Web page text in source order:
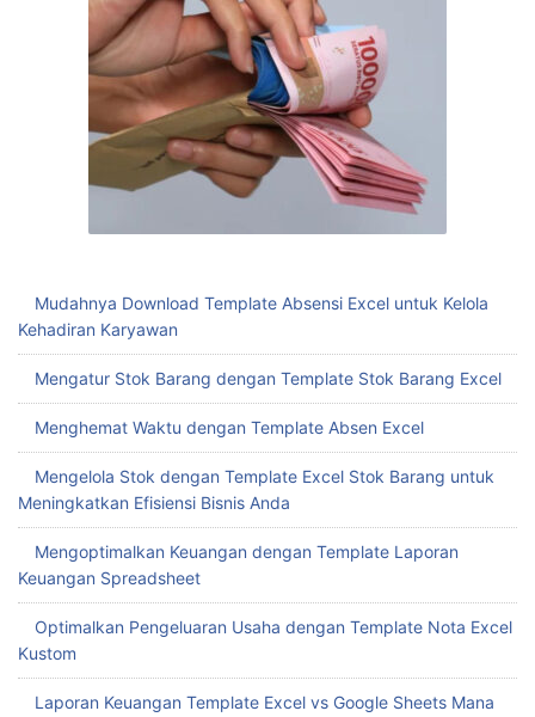
Mudahnya Download Template Absensi Excel untuk Kelola
Kehadiran Karyawan
Mengatur Stok Barang dengan Template Stok Barang Excel
Menghemat Waktu dengan Template Absen Excel
Mengelola Stok dengan Template Excel Stok Barang untuk
Meningkatkan Efisiensi Bisnis Anda
Mengoptimalkan Keuangan dengan Template Laporan
Keuangan Spreadsheet
Optimalkan Pengeluaran Usaha dengan Template Nota Excel
Kustom
Laporan Keuangan Template Excel vs Google Sheets Mana